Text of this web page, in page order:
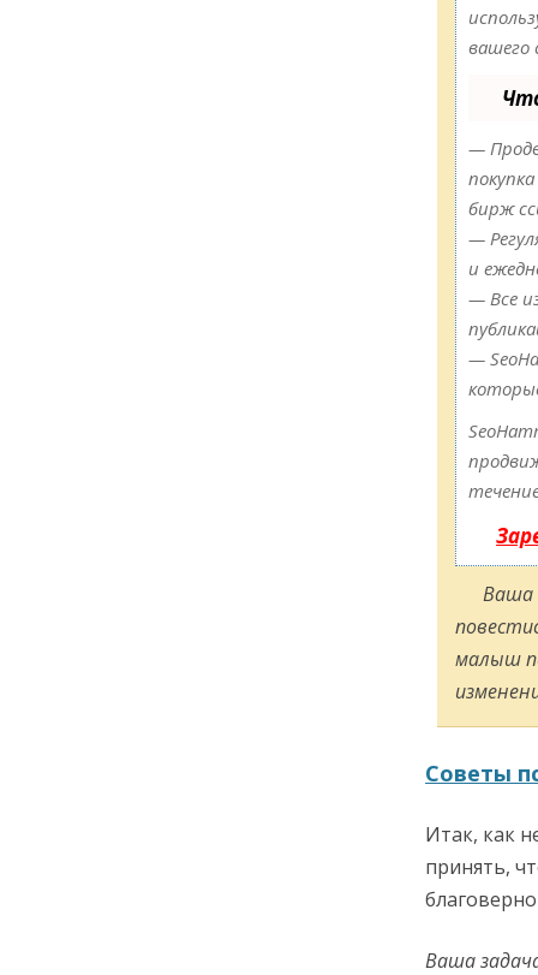
вашего
—
бирж
—
и
— Все
—
Ваша
малыш
Советы
Итак, как
принять,
Ваша